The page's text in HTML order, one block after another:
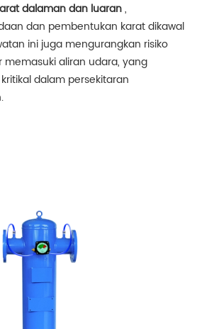
dalaman dan luaran,
dan pembentukan karat dikawal
ini juga mengurangkan risiko
aliran udara, yang
dalam persekitaran